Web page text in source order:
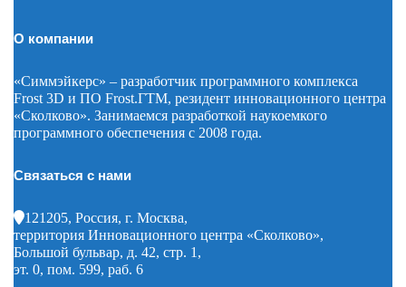
О компании
«Симмэйкерс» – разработчик программного комплекса
Frost 3D и ПО Frost.ГТМ, резидент инновационного центра
«Сколково». Занимаемся разработкой наукоемкого
программного обеспечения с 2008 года.
Связаться с нами
121205, Россия, г. Москва,
территория Инновационного центра «Сколково»,
Большой бульвар, д. 42, стр. 1,
эт. 0, пом. 599, раб. 6